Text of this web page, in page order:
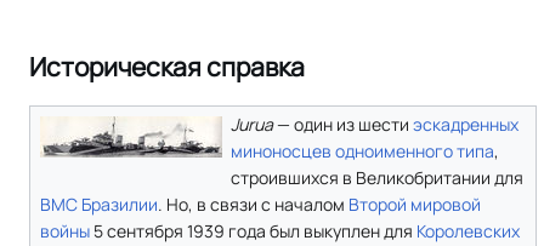
Историческая справка
Jurua— один из шести эскадренных
миноносцев одноименного типа,
строившихся в Великобритании для
ВМС Бразилии. Но, в связи с началом Второй мировой
войны 5 сентября 1939 года был выкуплен для Королевских